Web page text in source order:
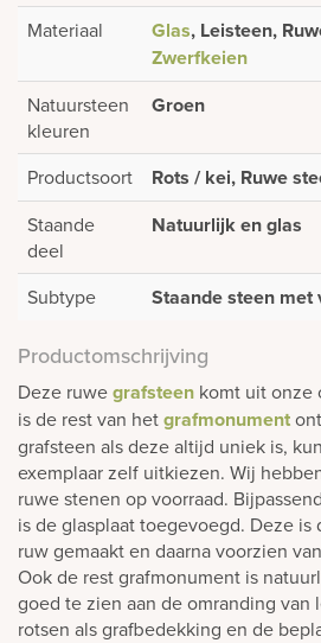
Materiaal Glas, Leisteen,
Zwerfkeien
Natuursteen
kleuren
Groen
Productsoort Rots / kei, Ruwe
Staande
deel
Natuurlijk en glas
Subtype Staande steen met
Productomschrijving
Deze ruwegrafsteen komt uit onze
is de rest van hetgrafmonument
grafsteen als deze altijd uniek is,
exemplaar zelf uitkiezen. Wij
ruwe stenen op voorraad.
is de glasplaat toegevoegd. Deze
ruw gemaakt en daarna voorzien
Ook de rest grafmonument is
goed te zien aan de omranding van
rotsen als grafbedekking en de